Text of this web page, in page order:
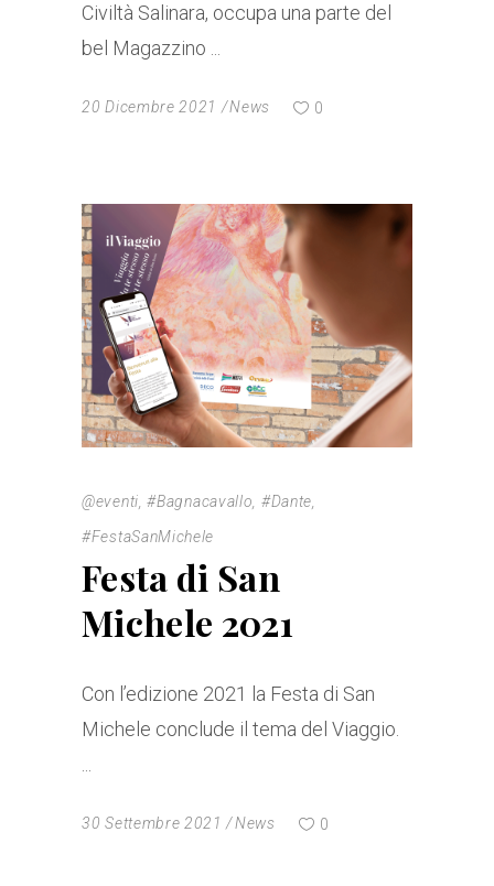
Civiltà Salinara, occupa una parte del
bel Magazzino
20 Dicembre 2021 News 0
@eventi ,#Bagnacavallo #Dante
#FestaSanMichele
Festa di San
Michele 2021
Con l’edizione 2021 la Festa di San
Michele conclude il tema del Viaggio.
30 Settembre 2021 News 0